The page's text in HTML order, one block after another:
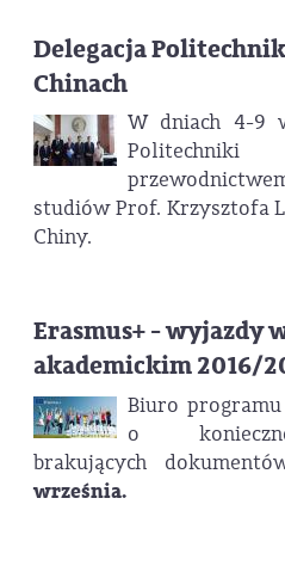
Delegacja
Chinach
W dniach 4-9
Politechniki
studiów Prof. Krzysztofa
Chiny.
Erasmus+ - wyjazdy
akademickim 2016/
Biuro
o
brakujących
września.